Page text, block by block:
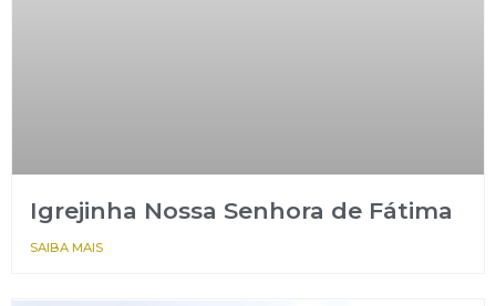
Igrejinha Nossa Senhora de Fátima
SAIBA MAIS